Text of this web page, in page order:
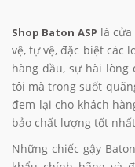
Shop Baton ASP là
vệ, tự vệ, đặc biệt các
hàng đầu, sự hài lòng
tôi mà trong suốt
đem lại cho khách
bảo chất lượng tốt
Những chiếc gậy